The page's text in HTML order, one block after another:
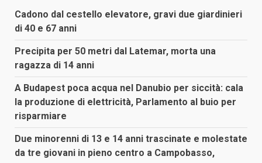
Cadono dal cestello elevatore, gravi due giardinieri
di 40 e 67 anni
Precipita per 50 metri dal Latemar, morta una
ragazza di 14 anni
A Budapest poca acqua nel Danubio per siccità: cala
la produzione di elettricità, Parlamento al buio per
risparmiare
Due minorenni di 13 e 14 anni trascinate e molestate
da tre giovani in pieno centro a Campobasso,